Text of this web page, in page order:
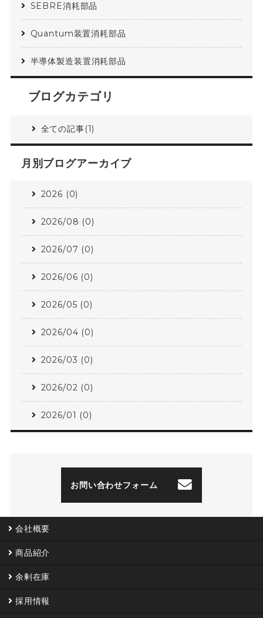
SEBRE消耗部品
Quantum装置消耗部品
半導体製造装置消耗部品
ブログカテゴリ
全ての記事(1)
月別ブログアーカイブ
2026 (0)
2026/08 (0)
2026/07 (0)
2026/06 (0)
2026/05 (0)
2026/04 (0)
2026/03 (0)
2026/02 (0)
2026/01 (0)
お問い合わせフォーム
会社概要
商品紹介
余剰在庫
採用情報